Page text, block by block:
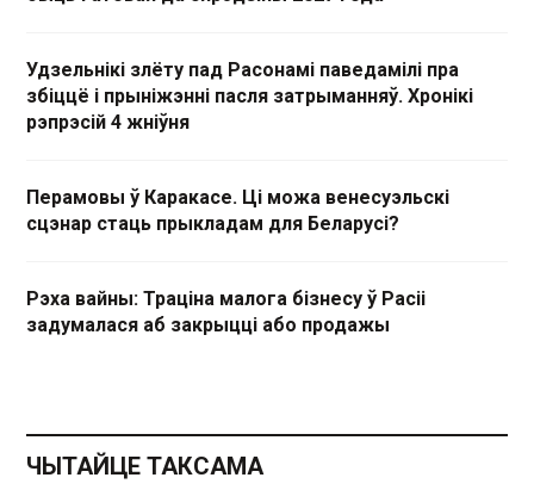
Удзельнікі злёту пад Расонамі паведамілі пра
збіццё і прыніжэнні пасля затрыманняў. Хронікі
рэпрэсій 4 жніўня
Перамовы ў Каракасе. Ці можа венесуэльскі
сцэнар стаць прыкладам для Беларусі?
Рэха вайны: Траціна малога бізнесу ў Расіі
задумалася аб закрыцці або продажы
ЧЫТАЙЦЕ ТАКСАМА